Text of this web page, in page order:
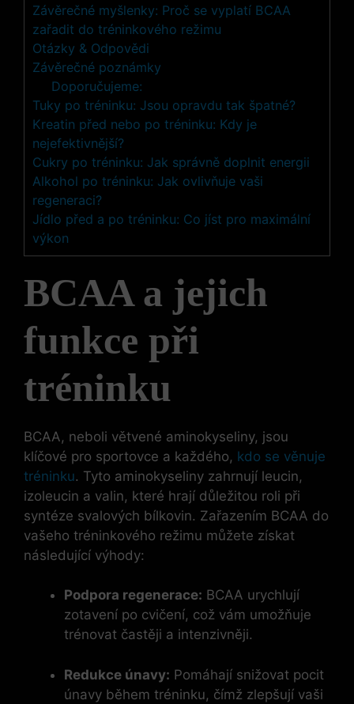
Závěrečné myšlenky: Proč se vyplatí BCAA
zařadit do tréninkového režimu
Otázky & Odpovědi
Závěrečné poznámky
Doporučujeme:
Tuky po tréninku: Jsou opravdu tak špatné?
Kreatin před nebo po tréninku: Kdy je
nejefektivnější?
Cukry po tréninku: Jak správně doplnit energii
Alkohol po tréninku: Jak ovlivňuje vaši
regeneraci?
Jídlo před a po tréninku: Co jíst pro maximální
výkon
BCAA a jejich
funkce při
tréninku
BCAA, neboli větvené aminokyseliny, jsou
klíčové pro sportovce a každého, kdo se věnuje
tréninku. Tyto aminokyseliny zahrnují leucin,
izoleucin a valin, které hrají důležitou roli při
syntéze svalových bílkovin. Zařazením BCAA do
vašeho tréninkového režimu můžete získat
následující výhody:
Podpora regenerace: BCAA urychlují
zotavení po cvičení, což vám umožňuje
trénovat častěji a intenzivněji.
Redukce únavy: Pomáhají snižovat pocit
únavy během tréninku, čímž zlepšují vaši